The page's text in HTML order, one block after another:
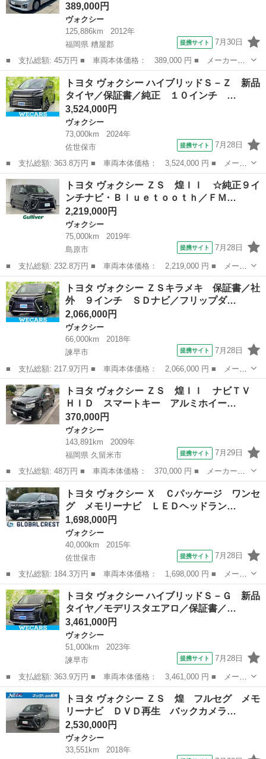
389,000円
ヴォクシー
125,886km
2012年
福岡県 糟屋郡
提携サイト 7月30日
■ 支払総額: 45万円 ■ 車両本体価格： 389,000 円 ■ メーカー
名： トヨタ ■ 車種名： ヴォクシー ■ グレード名： ＺＳ ド
ライブレコーダー ＥＴＣ バックカメラ ナビ ＴＶ 両側スライ
ド・片側電動 オ...
福岡 糟屋郡 ヴォクシー
トヨタ ヴォクシー ハイブリッドＳ－Ｚ 新品
タイヤ／保証書／純正 １０インチ …
3,524,000円
ヴォクシー
73,000km
2024年
佐世保市
提携サイト 7月28日
■ 支払総額: 363.8万円 ■ 車両本体価格： 3,524,000 円 ■ メーカ
ー名： トヨタ ■ 車種名： ヴォクシー ■ グレード名： ハイブ
リッドＳ－Ｚ 新品タイヤ／保証書／純正 １０インチ ＳＤナビ／
デジタル...
長崎 佐世保市 ヴォクシー
トヨタ ヴォクシー ＺＳ 煌ＩＩ ☆純正９イ
ンチナビ・Ｂｌｕｅｔｏｏｔｈ／ＦＭ…
2,219,000円
ヴォクシー
75,000km
2019年
島原市
提携サイト 7月28日
■ 支払総額: 232.8万円 ■ 車両本体価格： 2,219,000 円 ■ メーカ
ー名： トヨタ ■ 車種名： ヴォクシー ■ グレード名： ＺＳ
煌ＩＩ ☆純正９インチナビ・Ｂｌｕｅｔｏｏｔｈ／ＦＭ／ＡＭ／Ｃ
Ｄ／ＤＶ...
長崎 島原市 ヴォクシー
トヨタ ヴォクシー ＺＳキラメキ 保証書／社
外 ９インチ ＳＤナビ／フリップダ…
2,066,000円
ヴォクシー
66,000km
2018年
諫早市
提携サイト 7月28日
■ 支払総額: 217.9万円 ■ 車両本体価格： 2,066,000 円 ■ メーカ
ー名： トヨタ ■ 車種名： ヴォクシー ■ グレード名： ＺＳキ
ラメキ 保証書／社外 ９インチ ＳＤナビ／フリップダウンモニタ
ー 社外...
長崎 諫早市 ヴォクシー
トヨタ ヴォクシー ＺＳ 煌ＩＩ ナビＴＶ
ＨＩＤ スマートキー アルミホイー…
370,000円
ヴォクシー
143,891km
2009年
福岡県 久留米市
提携サイト 7月29日
■ 支払総額: 48万円 ■ 車両本体価格： 370,000 円 ■ メーカー
名： トヨタ ■ 車種名： ヴォクシー ■ グレード名： ＺＳ 煌
ＩＩ ナビＴＶ ＨＩＤ スマートキー アルミホイール ■ 排気
量： 2000c...
福岡 久留米市 ヴォクシー
トヨタ ヴォクシー Ｘ Ｃパッケージ ワンセ
グ メモリーナビ ＬＥＤヘッドラン…
1,698,000円
ヴォクシー
40,000km
2015年
佐世保市
提携サイト 7月28日
■ 支払総額: 184.3万円 ■ 車両本体価格： 1,698,000 円 ■ メーカ
ー名： トヨタ ■ 車種名： ヴォクシー ■ グレード名： Ｘ Ｃ
パッケージ ワンセグ メモリーナビ ＬＥＤヘッドランプ ３列シ
ート キ...
長崎 佐世保市 ヴォクシー
トヨタ ヴォクシー ハイブリッドＳ－Ｇ 新品
タイヤ／モデリスタエアロ／保証書／…
3,461,000円
ヴォクシー
51,000km
2023年
諫早市
提携サイト 7月28日
■ 支払総額: 363.9万円 ■ 車両本体価格： 3,461,000 円 ■ メーカ
ー名： トヨタ ■ 車種名： ヴォクシー ■ グレード名： ハイブ
リッドＳ－Ｇ 新品タイヤ／モデリスタエアロ／保証書／ディスプレ
イオーデ...
長崎 諫早市 ヴォクシー
トヨタ ヴォクシー ＺＳ 煌 フルセグ メモ
リーナビ ＤＶＤ再生 バックカメラ…
2,530,000円
ヴォクシー
33,551km
2018年